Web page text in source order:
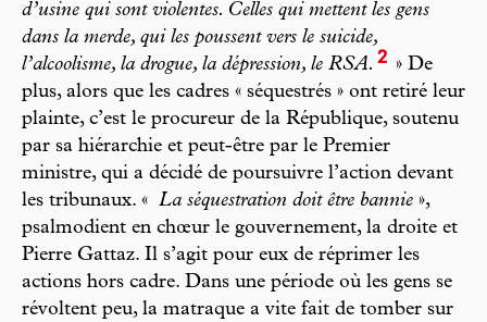
d’usine qui sont violentes. Celles qui mettent les gens
dans la merde, qui les poussent vers le suicide,
l’alcoolisme, la drogue, la dépression, le RSA. 2 » De
plus, alors que les cadres « séquestrés » ont retiré leur
plainte, c’est le procureur de la République, soutenu
par sa hiérarchie et peut-être par le Premier
ministre, qui a décidé de poursuivre l’action devant
les tribunaux. « La séquestration doit être bannie »,
psalmodient en chœur le gouvernement, la droite et
Pierre Gattaz. Il s’agit pour eux de réprimer les
actions hors cadre. Dans une période où les gens se
révoltent peu, la matraque a vite fait de tomber sur